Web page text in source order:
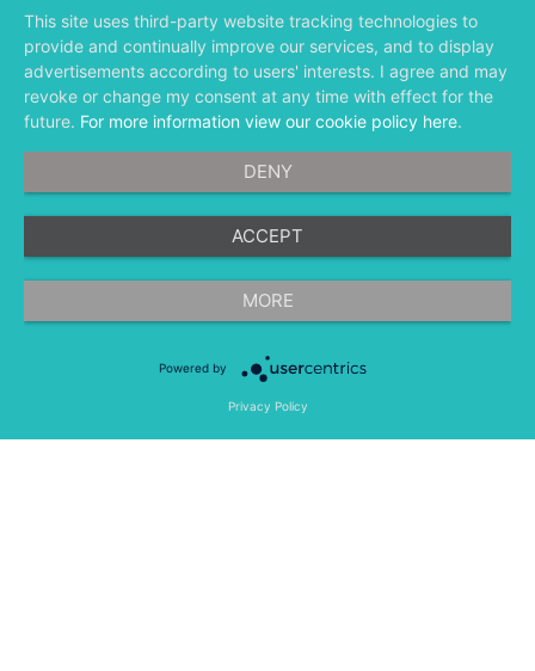
合作伙伴
投资者关系
融文（Meltwater） 版权所有
This site uses third-party website tracking technologies to
provide and continually improve our services, and to display
advertisements according to users' interests. I agree and may
revoke or change my consent at any time with effect for the
future. For more information view our cookie policy here.
DENY
ACCEPT
MORE
Powered by
Privacy Policy